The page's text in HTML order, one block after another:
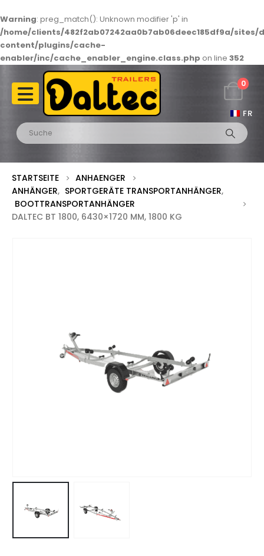
Warning: preg_match(): Unknown modifier 'p' in
/home/clients/482f2ab07242aa0b7ab06deec185df9a/
content/plugins/cache-
enabler/inc/cache_enabler_engine.class.php on line 352
FR
0
STARTSEITE
ANHAENGER
ANHÄNGER, SPORTGERÄTE TRANSPORTANHÄNGER,
BOOTTRANSPORTANHÄNGER
DALTEC BT 1800, 6430×1720 MM, 1800 KG